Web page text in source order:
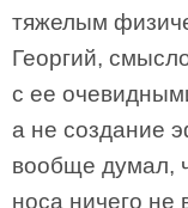
тяжелым
Георгий,
с ее
а не создание
вообще думал,
носа ничего не